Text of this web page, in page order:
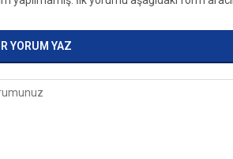
YORUM YAZ